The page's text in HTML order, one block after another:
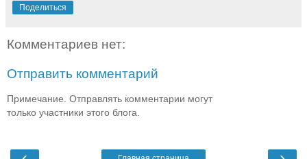
Поделиться
Комментариев нет:
Отправить комментарий
Примечание. Отправлять комментарии могут
только участники этого блога.